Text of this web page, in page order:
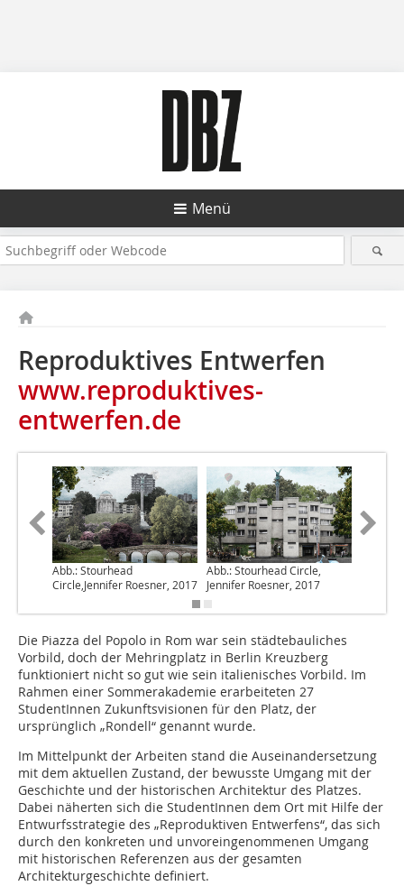
Menü
Reproduktives Entwerfen
www.reproduktives-
entwerfen.de
Abb.: Stourhead
Circle,Jennifer Roesner, 2017
Abb.: Stourhead Circle,
Jennifer Roesner, 2017
Die Piazza del Popolo in Rom war sein städtebauliches
Vorbild, doch der Mehringplatz in Berlin Kreuzberg
funktioniert nicht so gut wie sein italienisches Vorbild. Im
Rahmen einer Sommerakademie erarbeiteten 27
StudentInnen Zukunftsvisionen für den Platz, der
ursprünglich „Rondell“ genannt wurde.
Im Mittelpunkt der Arbeiten stand die Auseinandersetzung
mit dem aktuellen Zustand, der bewusste Umgang mit der
Geschichte und der historischen Architektur des Platzes.
Dabei näherten sich die StudentInnen dem Ort mit Hilfe der
Entwurfsstrategie des „Reproduktiven Entwerfens“, das sich
durch den konkreten und unvoreingenommenen Umgang
mit historischen Referenzen aus der gesamten
Architekturgeschichte definiert.